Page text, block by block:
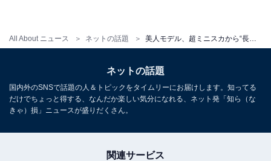
All About ニュース ネットの話題
ネットの話題
国内外のSNSで話題の人＆トピックをタイムリーにお届けします。知ってる
だけでちょっと得する、なんだか楽しい気分になれる、ネット発「知ら（な
きゃ）損」ニュースが盛りだくさん。
関連サービス